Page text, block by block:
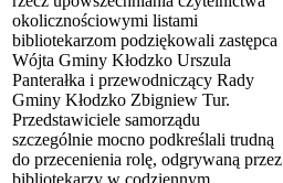
okolicznościowymi listami
bibliotekarzom podziękowali zastępca
Wójta Gminy Kłodzko Urszula
Panterałka i przewodniczący Rady
Gminy Kłodzko Zbigniew Tur.
Przedstawiciele samorządu
szczególnie mocno podkreślali trudną
do przecenienia rolę, odgrywaną przez
bibliotekarzy w codziennym